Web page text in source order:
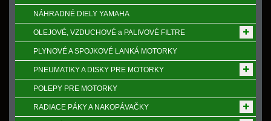
NÁHRADNÉ DIELY YAMAHA
OLEJOVÉ, VZDUCHOVÉ a PALIVOVÉ FILTRE
PLYNOVÉ A SPOJKOVÉ LANKÁ MOTORKY
PNEUMATIKY A DISKY PRE MOTORKY
POLEPY PRE MOTORKY
RADIACE PÁKY A NAKOPÁVAČKY